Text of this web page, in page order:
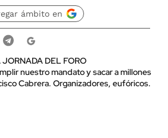
ámbito en
JORNADA DEL FORO
nuestro mandato y sacar a millones
Cabrera. Organizadores, eufóricos.